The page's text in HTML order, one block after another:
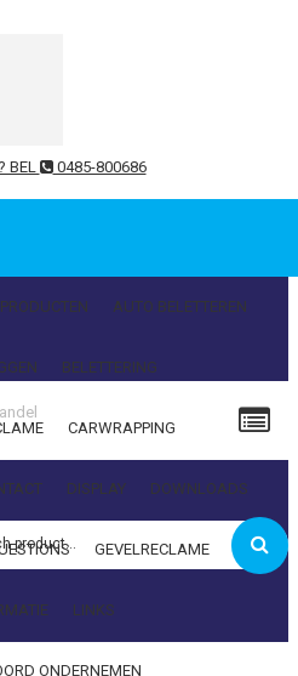
BEL 0485-800686
AUTO BELETTEREN
BELETTERING
CARWRAPPING
DISPLAY DOWNLOADS
GEVELRECLAME
LINKS
ONDERNEMEN
Wachtwoord